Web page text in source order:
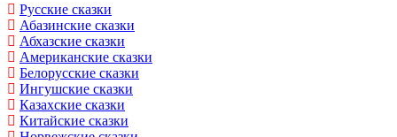
Русские сказки
Абазинские сказки
Абхазские сказки
Американские сказки
Белорусские сказки
Ингушские сказки
Казахские сказки
Китайские сказки